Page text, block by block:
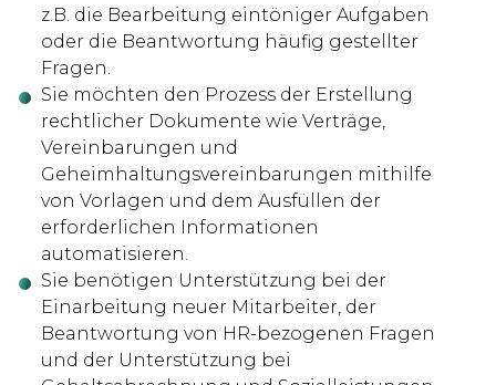
z.B. die Bearbeitung eintöniger Aufgaben
oder die Beantwortung häufig gestellter
Fragen.
Sie möchten den Prozess der Erstellung
rechtlicher Dokumente wie Verträge,
Vereinbarungen und
Geheimhaltungsvereinbarungen mithilfe
von Vorlagen und dem Ausfüllen der
erforderlichen Informationen
automatisieren.
Sie benötigen Unterstützung bei der
Einarbeitung neuer Mitarbeiter, der
Beantwortung von HR-bezogenen Fragen
und der Unterstützung bei